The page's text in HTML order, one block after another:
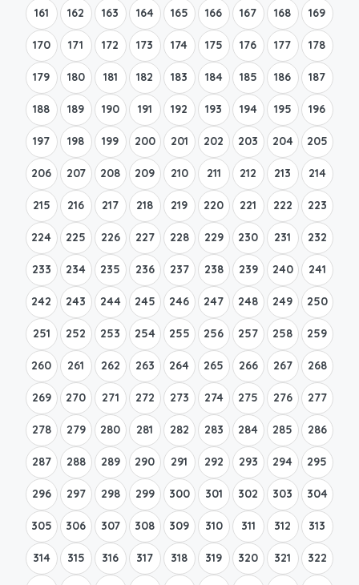
161 162 163 164 165 166 167 168 169
170 171 172 173 174 175 176 177 178
179 180 181 182 183 184 185 186 187
188 189 190 191 192 193 194 195 196
197 198 199 200 201 202 203 204 205
206 207 208 209 210 211 212 213 214
215 216 217 218 219 220 221 222 223
224 225 226 227 228 229 230 231 232
233 234 235 236 237 238 239 240 241
242 243 244 245 246 247 248 249 250
251 252 253 254 255 256 257 258 259
260 261 262 263 264 265 266 267 268
269 270 271 272 273 274 275 276 277
278 279 280 281 282 283 284 285 286
287 288 289 290 291 292 293 294 295
296 297 298 299 300 301 302 303 304
305 306 307 308 309 310 311 312 313
314 315 316 317 318 319 320 321 322